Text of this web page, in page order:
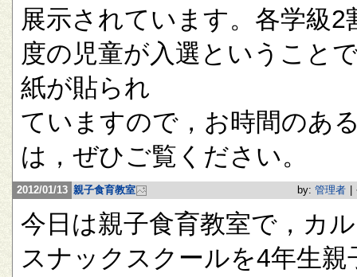
展示されています。各学級2
度の児童が入選ということ
紙が貼られ
ていますので，お時間のあ
は，ぜひご覧ください。
2012/01/13 親子食育教室 by: 管理者
今日は親子食育教室で，カ
スナックスクールを4年生親